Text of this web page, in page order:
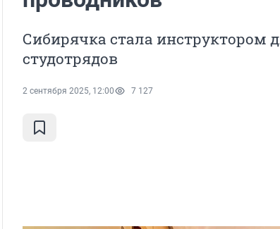
Сибирячка стала инструктором
студотрядов
2 сентября 2025, 12:00 7 127